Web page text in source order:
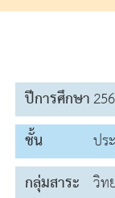
ปีการศึกษา
ชั้น
ปร
กลุ่มสาระ วิท